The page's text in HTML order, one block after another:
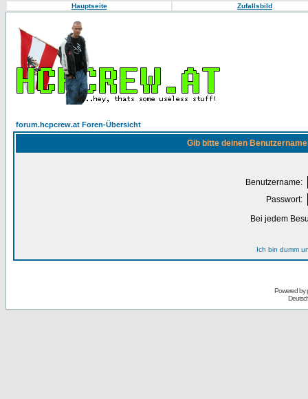
Hauptseite Zufallsbild
forum.hcpcrew.at Foren-Übersicht
Gib bitte deinen
Benutzername:
Passwort:
Bei jedem
Ich bin dumm
Powered by